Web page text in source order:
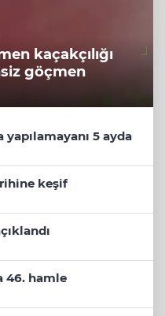
kaçakçılığı
göçmen
yapılamayanı 5 ayda
keşif
46. hamle